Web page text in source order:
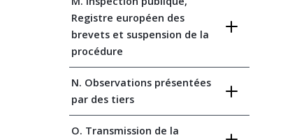
Registre européen des
brevets et suspension de la
procédure
N. Observations présentées
par des tiers
O. Transmission de la